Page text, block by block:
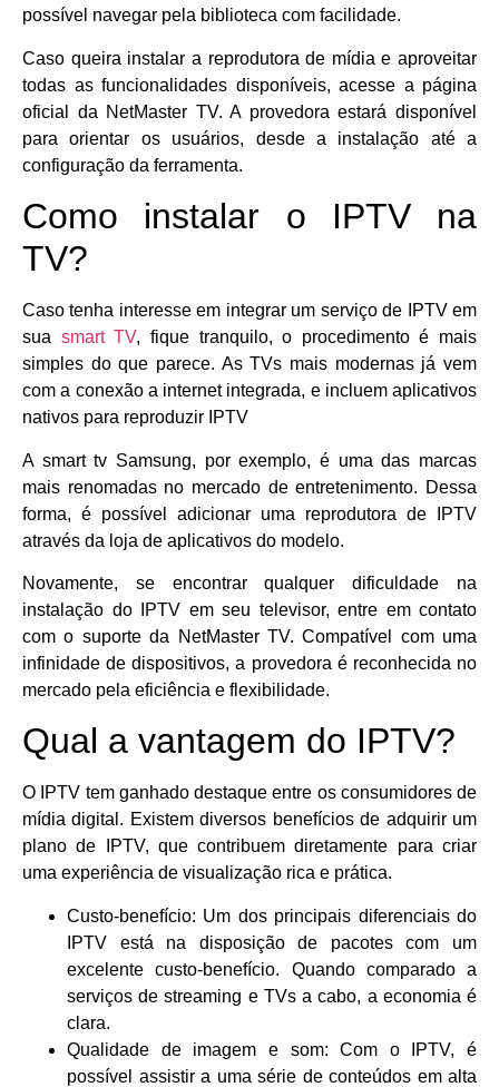
possível navegar pela biblioteca com facilidade.
Caso queira instalar a reprodutora de mídia e aproveitar
todas as funcionalidades disponíveis, acesse a página
oficial da NetMaster TV. A provedora estará disponível
para orientar os usuários, desde a instalação até a
configuração da ferramenta.
Como instalar o IPTV na
TV?
Caso tenha interesse em integrar um serviço de IPTV em
sua smart TV, fique tranquilo, o procedimento é mais
simples do que parece. As TVs mais modernas já vem
com a conexão a internet integrada, e incluem aplicativos
nativos para reproduzir IPTV
A smart tv Samsung, por exemplo, é uma das marcas
mais renomadas no mercado de entretenimento. Dessa
forma, é possível adicionar uma reprodutora de IPTV
através da loja de aplicativos do modelo.
Novamente, se encontrar qualquer dificuldade na
instalação do IPTV em seu televisor, entre em contato
com o suporte da NetMaster TV. Compatível com uma
infinidade de dispositivos, a provedora é reconhecida no
mercado pela eficiência e flexibilidade.
Qual a vantagem do IPTV?
O IPTV tem ganhado destaque entre os consumidores de
mídia digital. Existem diversos benefícios de adquirir um
plano de IPTV, que contribuem diretamente para criar
uma experiência de visualização rica e prática.
Custo-benefício: Um dos principais diferenciais do
IPTV está na disposição de pacotes com um
excelente custo-benefício. Quando comparado a
serviços de streaming e TVs a cabo, a economia é
clara.
Qualidade de imagem e som: Com o IPTV, é
possível assistir a uma série de conteúdos em alta